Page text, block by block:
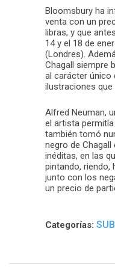
Bloomsbury ha
venta con un
libras, y que
14 y el 18 de
(Londres).
Chagall siempre
al carácter único
ilustraciones que
Alfred Neuman,
el artista
también tomó
negro de
inéditas, en las
pintando, riendo,
junto con los
un precio de
Categorías: